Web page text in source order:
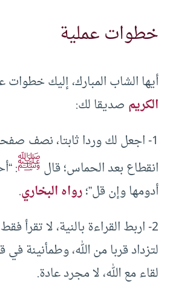
خطوات عملية
أيها الشاب المبارك، إليك خطوات
الكريم صديقا لك:
1- اجعل لك وردا ثابتا، نصف
انقطاع بعد الحماس؛ قالﷺ:
أدومها وإن قل”؛رواه البخاري.
2- اربط القراءة بالنية، لا تقرأ
لتزداد قربا من الله، وطمأنينة
لقاء مع الله، لا مجرد عادة.